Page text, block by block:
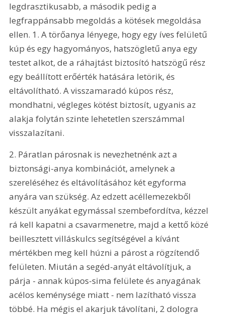
legdrasztikusabb, a második pedig a
legfrappánsabb megoldás a kötések megoldása
ellen. 1. A törőanya lényege, hogy egy íves felületű
kúp és egy hagyományos, hatszögletű anya egy
testet alkot, de a ráhajtást biztosító hatszögű rész
egy beállított erőérték hatására letörik, és
eltávolítható. A visszamaradó kúpos rész,
mondhatni, végleges kötést biztosít, ugyanis az
alakja folytán szinte lehetetlen szerszámmal
visszalazítani.
2. Páratlan párosnak is nevezhetnénk azt a
biztonsági-anya kombinációt, amelynek a
szereléséhez és eltávolításához két egyforma
anyára van szükség. Az edzett acéllemezekből
készült anyákat egymással szembefordítva, kézzel
rá kell kapatni a csavarmenetre, majd a kettő közé
beillesztett villáskulcs segítségével a kívánt
mértékben meg kell húzni a párost a rögzítendő
felületen. Miután a segéd-anyát eltávolítjuk, a
párja - annak kúpos-sima felülete és anyagának
acélos keménysége miatt - nem lazítható vissza
többé. Ha mégis el akarjuk távolítani, 2 dologra